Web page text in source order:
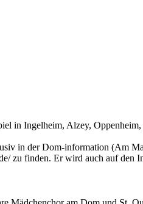
in Ingelheim, Alzey,
in der Dom-information (Am
zu finden. Er wird auch auf den